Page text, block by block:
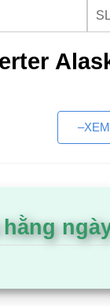
hợp công
ưu:nhờ máy